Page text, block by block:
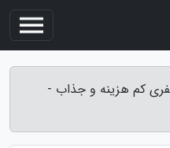
کم هزینه و جذاب -